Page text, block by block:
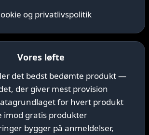
og privatlivspolitik
Vores løfte
det bedst bedømte produkt —
der giver mest provision
for hvert produkt
imod gratis produkter
bygger på anmeldelser,